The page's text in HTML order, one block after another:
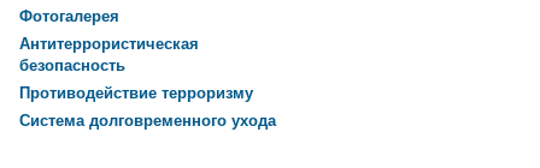
Фотогалерея
Антитеррористическая
безопасность
Противодействие терроризму
Система долговременного ухода